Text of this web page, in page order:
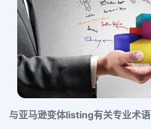
与亚马逊变体listing有关专业术语